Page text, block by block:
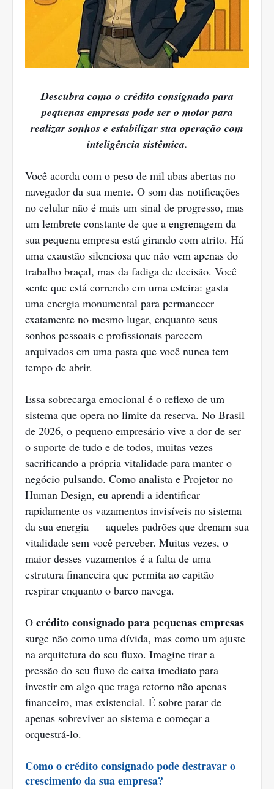
Descubra como o crédito consignado para
pequenas empresas pode ser o motor para
realizar sonhos e estabilizar sua operação com
inteligência sistêmica.
Você acorda com o peso de mil abas abertas no
navegador da sua mente. O som das notificações
no celular não é mais um sinal de progresso, mas
um lembrete constante de que a engrenagem da
sua pequena empresa está girando com atrito. Há
uma exaustão silenciosa que não vem apenas do
trabalho braçal, mas da fadiga de decisão. Você
sente que está correndo em uma esteira: gasta
uma energia monumental para permanecer
exatamente no mesmo lugar, enquanto seus
sonhos pessoais e profissionais parecem
arquivados em uma pasta que você nunca tem
tempo de abrir.
Essa sobrecarga emocional é o reflexo de um
sistema que opera no limite da reserva. No Brasil
de 2026, o pequeno empresário vive a dor de ser
o suporte de tudo e de todos, muitas vezes
sacrificando a própria vitalidade para manter o
negócio pulsando. Como analista e Projetor no
Human Design, eu aprendi a identificar
rapidamente os vazamentos invisíveis no sistema
da sua energia — aqueles padrões que drenam sua
vitalidade sem você perceber. Muitas vezes, o
maior desses vazamentos é a falta de uma
estrutura financeira que permita ao capitão
respirar enquanto o barco navega.
O crédito consignado para pequenas empresas
surge não como uma dívida, mas como um ajuste
na arquitetura do seu fluxo. Imagine tirar a
pressão do seu fluxo de caixa imediato para
investir em algo que traga retorno não apenas
financeiro, mas existencial. É sobre parar de
apenas sobreviver ao sistema e começar a
orquestrá-lo.
Como o crédito consignado pode destravar o
crescimento da sua empresa?